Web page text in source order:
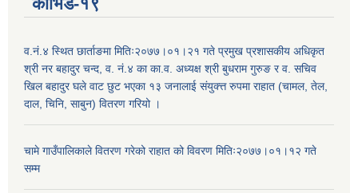
व.नं.४ स्थित छार्ताङमा मितिः२०७७।०१।२१ गते प्रमुख प्रशासकीय अधिकृत
श्री नर बहादुर चन्द, व. नं.४ का का.व. अध्यक्ष श्री बुधराम गुरुङ र व. सचिव
खिल बहादुर घले वाट छुट भएका १३ जनालाई संयुक्त्त रुपमा राहात (चामल, तेल,
दाल, चिनि, साबुन) वितरण गरियो ।
चामे गाउँपालिकाले वितरण गरेको राहात को विवरण मितिः२०७७।०१।१२ गते
सम्म